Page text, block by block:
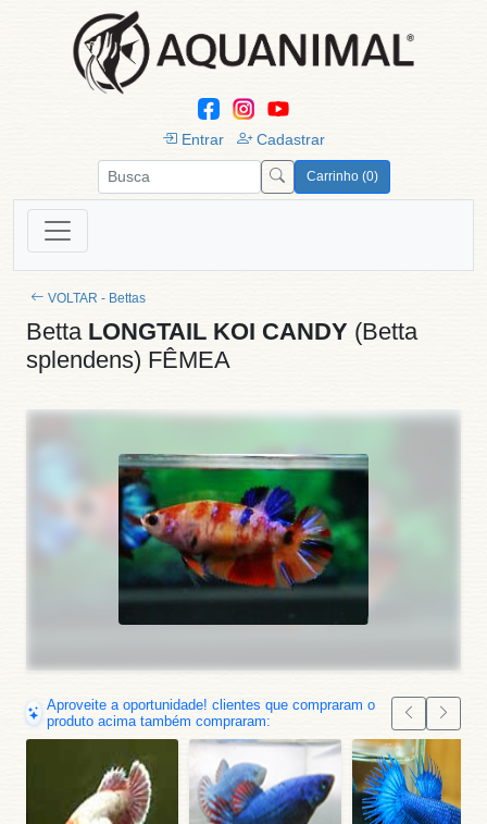
Entrar Cadastrar
Carrinho (0)
VOLTAR - Bettas
Betta LONGTAIL KOI CANDY (Betta
splendens) FÊMEA
Aproveite a oportunidade! clientes que compraram o
produto acima também compraram: